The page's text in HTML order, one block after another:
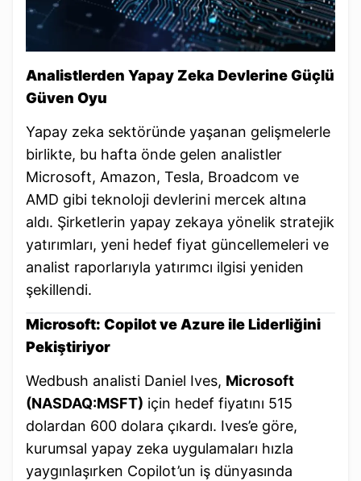
Analistlerden Yapay Zeka Devlerine Güçlü
Güven Oyu
Yapay zeka sektöründe yaşanan gelişmelerle
birlikte, bu hafta önde gelen analistler
Microsoft, Amazon, Tesla, Broadcom ve
AMD gibi teknoloji devlerini mercek altına
aldı. Şirketlerin yapay zekaya yönelik stratejik
yatırımları, yeni hedef fiyat güncellemeleri ve
analist raporlarıyla yatırımcı ilgisi yeniden
şekillendi.
Microsoft: Copilot ve Azure ile Liderliğini
Pekiştiriyor
Wedbush analisti Daniel Ives, Microsoft
(NASDAQ:MSFT) için hedef fiyatını 515
dolardan 600 dolara çıkardı. Ives’e göre,
kurumsal yapay zeka uygulamaları hızla
yaygınlaşırken Copilot’un iş dünyasında